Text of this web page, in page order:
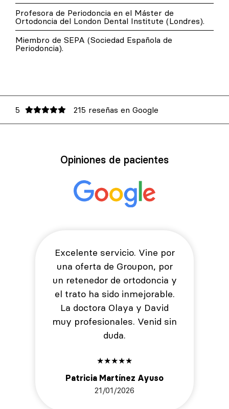
Profesora de Periodoncia en el Máster de
Ortodoncia del London Dental Institute (Londres).
Miembro de SEPA (Sociedad Española de
Periodoncia).
5 215 reseñas en Google
Opiniones de pacientes
Excelente servicio. Vine por
una oferta de Groupon, por
un retenedor de ortodoncia y
el trato ha sido inmejorable.
La doctora Olaya y David
muy profesionales. Venid sin
duda.
★★★★★
Patricia Martínez Ayuso
21/01/2026